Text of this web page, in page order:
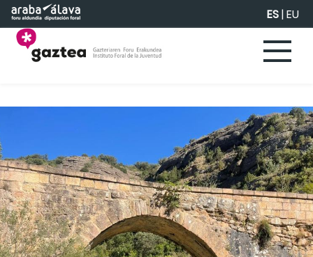
Saltar al contenido principal ES|EU